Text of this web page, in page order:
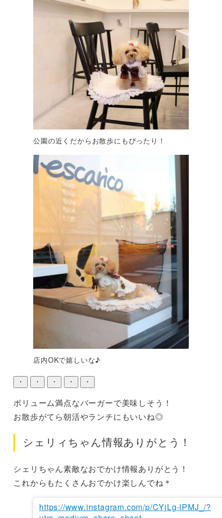
公園の近くだからお散歩にもぴったり！
店内OKで嬉しいな♪
・ ・ ・ ・ ・
ボリューム満点なバーガーで美味しそう！
お散歩がてら朝活やランチにもいいね◎
シェリィちゃん情報ありがとう！
シェリちゃん素敵なおでかけ情報ありがとう！
これからもたくさんおでかけ楽しんでね＊
https://www.instagram.com/p/CYjLg-lPMJ_/?